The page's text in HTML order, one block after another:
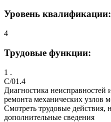
Уровень квалификации:
4
Трудовые функции:
1 .
C/01.4
Диагностика неисправностей
ремонта механических узлов
Смотреть трудовые действия,
дополнительные сведения